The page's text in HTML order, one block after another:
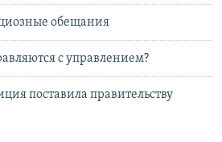
обещания
с управлением?
поставила правительству